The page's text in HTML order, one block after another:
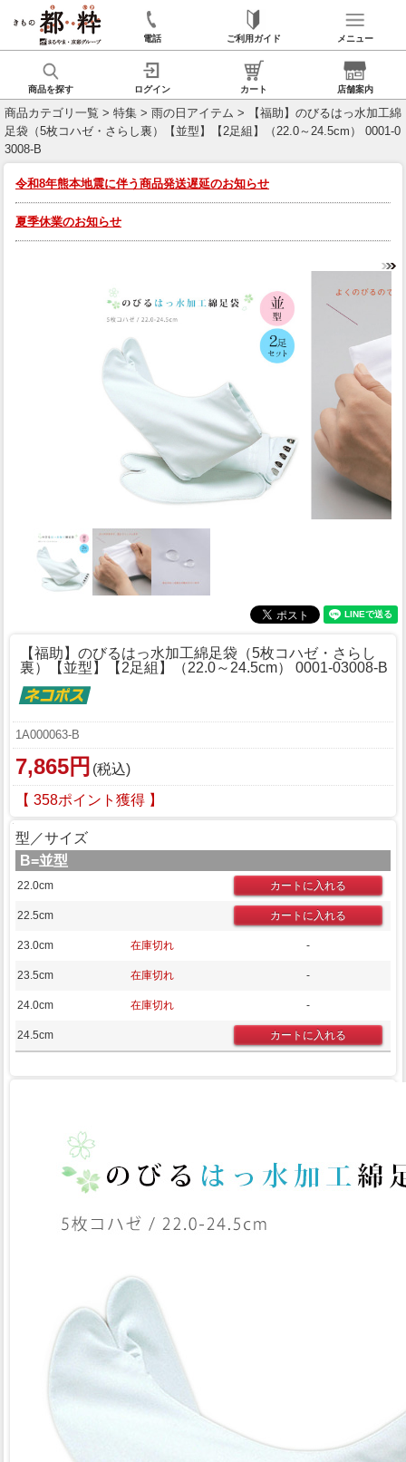
電話 ご利用ガイド メニュー
商品を探す ログイン カート 店舗案内
商品カテゴリ一覧 > 特集 > 雨の日アイテム > 【福助】のびるはっ水加工綿
足袋（5枚コハゼ・さらし裏）【並型】【2足組】（22.0～24.5cm） 0001-0
3008-B
令和8年熊本地震に伴う商品発送遅延のお知らせ
夏季休業のお知らせ
【福助】のびるはっ水加工綿足袋（5枚コハゼ・さらし
裏）【並型】【2足組】（22.0～24.5cm） 0001-03008-B
1A000063-B
7,865円 (税込)
【 358ポイント獲得 】
型／サイズ
B=並型
22.0cm
22.5cm
23.0cm 在庫切れ -
23.5cm 在庫切れ -
24.0cm 在庫切れ -
24.5cm